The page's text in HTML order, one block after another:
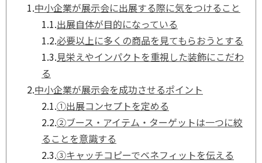
1.中小企業が展示会に出展する際に気をつけること
1.1.出展自体が目的になっている
1.2.必要以上に多くの商品を見てもらおうとする
1.3.見栄えやインパクトを重視した装飾にこだわ
る
2.中小企業が展示会を成功させるポイント
2.1.①出展コンセプトを定める
2.2.②ブース・アイテム・ターゲットは一つに絞
ることを意識する
2.3.③キャッチコピーでベネフィットを伝える